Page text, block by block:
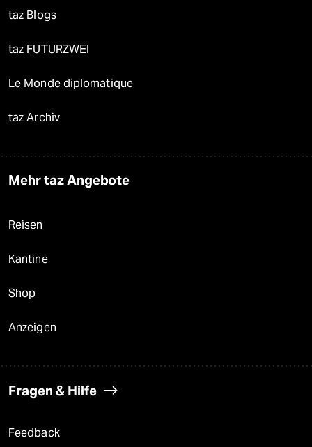
taz Blogs
taz FUTURZWEI
Le Monde diplomatique
taz Archiv
Mehr taz Angebote
Reisen
Kantine
Shop
Anzeigen
Fragen & Hilfe
Feedback